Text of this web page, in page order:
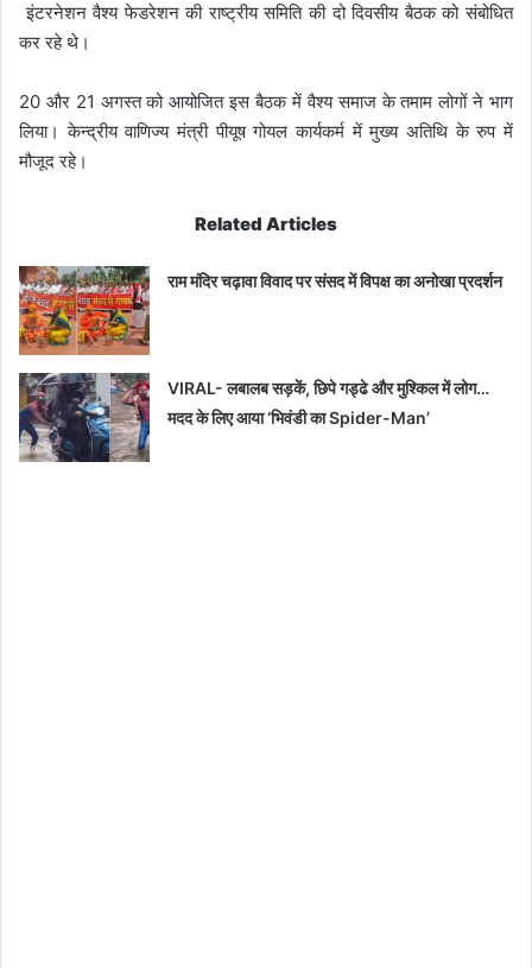
इंटरनेशन वैश्य फेडरेशन की राष्ट्रीय समिति की दो दिवसीय बैठक को संबोधित
कर रहे थे।
20 और 21 अगस्त को आयोजित इस बैठक में वैश्य समाज के तमाम लोगों ने भाग
लिया। केन्द्रीय वाणिज्य मंत्री पीयूष गोयल कार्यकर्म में मुख्य अतिथि के रुप में
मौजूद रहे।
Related Articles
राम मंदिर चढ़ावा विवाद पर संसद में विपक्ष का अनोखा प्रदर्शन
VIRAL- लबालब सड़कें, छिपे गड्ढे और मुश्किल में लोग…
मदद के लिए आया ‘भिवंडी का Spider-Man’